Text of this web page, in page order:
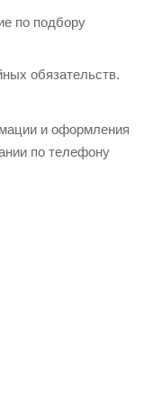
по подбору
обязательств.
и оформления
по телефону